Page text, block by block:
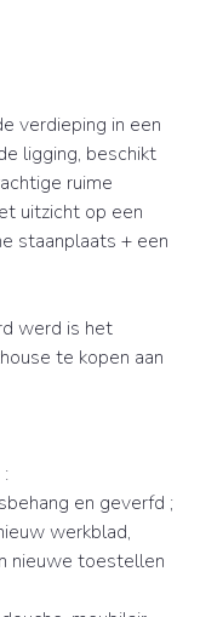
verdieping in een
ligging, beschikt
ruime
uitzicht op een
staanplaats + een
werd is het
te kopen aan
en geverfd ;
werkblad,
nieuwe toestellen